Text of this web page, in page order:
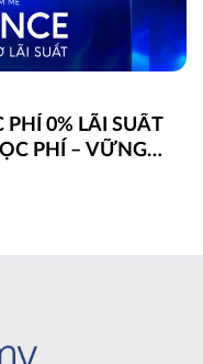
PHÍ 0% LÃI SUẤT
PHÍ – VỮNG